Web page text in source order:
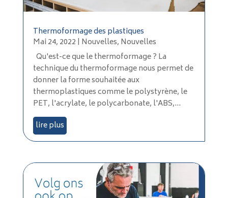
Thermoformage des plastiques
Mai 24, 2022 | Nouvelles, Nouvelles
Qu'est-ce que le thermoformage ? La
technique du thermoformage nous permet de
donner la forme souhaitée aux
thermoplastiques comme le polystyrène, le
PET, l'acrylate, le polycarbonate, l'ABS,...
lire plus